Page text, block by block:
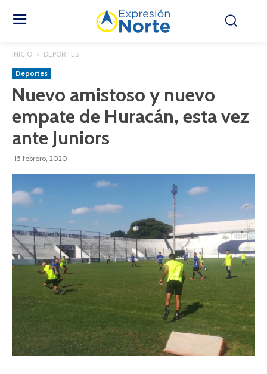
INICIO DEPORTES
Deportes
Nuevo amistoso y nuevo
empate de Huracán, esta vez
ante Juniors
15 febrero, 2020